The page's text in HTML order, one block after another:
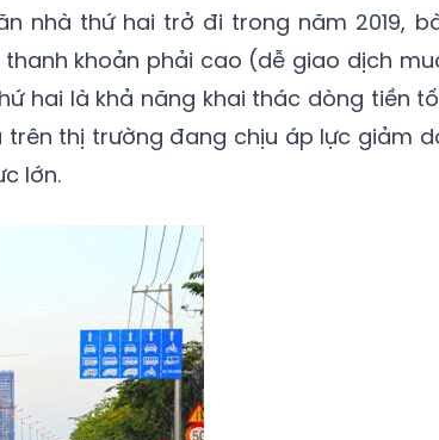
nhà thứ hai trở đi trong năm 2019,
khoản phải cao (dễ giao dịch
hai là khả năng khai thác dòng tiền
trên thị trường đang chịu áp lực giảm
lớn.